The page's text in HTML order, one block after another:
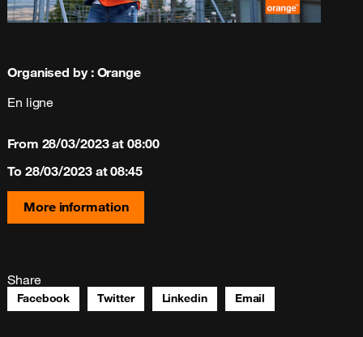
Organised by: Orange
En ligne
From 28/03/2023at 08:00
To 28/03/2023 at 08:45
More information
Share
Facebook Twitter Linkedin Email